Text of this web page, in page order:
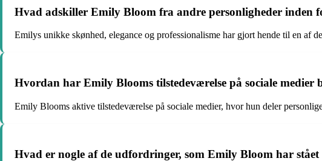
Hvad adskiller Emily Bloom fra andre personligheder inden
Emilys unikke skønhed, elegance og professionalisme har gjort hende til en af
Hvordan har Emily Blooms tilstedeværelse på sociale medier
Emily Blooms aktive tilstedeværelse på sociale medier, hvor hun deler
Hvad er nogle af de udfordringer, som Emily Bloom har